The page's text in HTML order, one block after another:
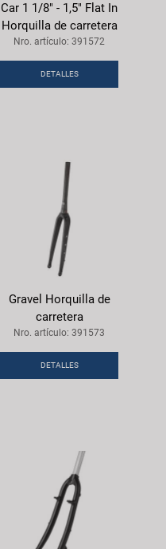
Car 1 1/8" - 1,5" Flat In
Horquilla de carretera
Nro. artículo: 391572
DETALLES
Gravel Horquilla de
carretera
Nro. artículo: 391573
DETALLES